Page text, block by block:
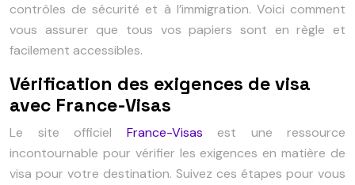
contrôles de sécurité et à l’immigration. Voici comment
vous assurer que tous vos papiers sont en règle et
facilement accessibles.
Vérification des exigences de visa
avec France-Visas
Le site officiel France-Visas est une ressource
incontournable pour vérifier les exigences en matière de
visa pour votre destination. Suivez ces étapes pour vous